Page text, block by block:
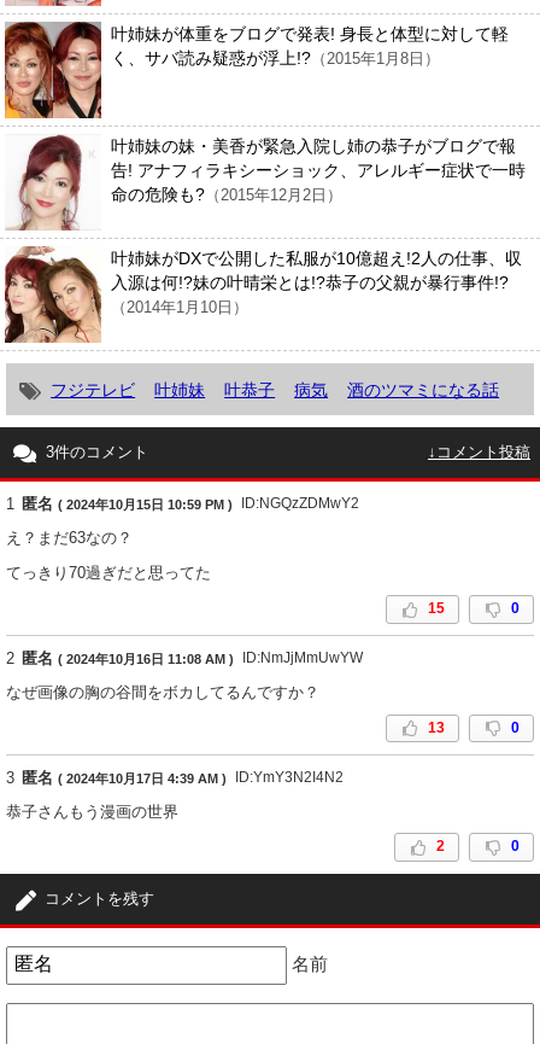
叶姉妹が体重をブログで発表! 身長と体型に対して軽
く、サバ読み疑惑が浮上!? （2015年1月8日）
叶姉妹の妹・美香が緊急入院し姉の恭子がブログで報
告! アナフィラキシーショック、アレルギー症状で一時
命の危険も? （2015年12月2日）
叶姉妹がDXで公開した私服が10億超え!2人の仕事、収
入源は何!?妹の叶晴栄とは!?恭子の父親が暴行事件!?
（2014年1月10日）
フジテレビ 叶姉妹 叶恭子 病気 酒のツマミになる話
3件のコメント ↓コメント投稿
1 匿名 ( 2024年10月15日 10:59 PM ) ID:NGQzZDMwY2
え？まだ63なの？
てっきり70過ぎだと思ってた
15 0
2 匿名 ( 2024年10月16日 11:08 AM ) ID:NmJjMmUwYW
なぜ画像の胸の谷間をボカしてるんですか？
13 0
3 匿名 ( 2024年10月17日 4:39 AM ) ID:YmY3N2I4N2
恭子さんもう漫画の世界
2 0
コメントを残す
名前